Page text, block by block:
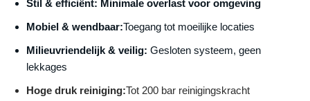
Stil & efficiënt: Minimale overlast voor omgeving
Mobiel & wendbaar:Toegang tot moeilijke locaties
Milieuvriendelijk & veilig: Gesloten systeem, geen
lekkages
Hoge druk reiniging:Tot 200 bar reinigingskracht